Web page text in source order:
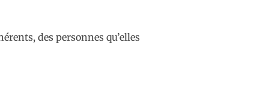
des personnes qu’elles